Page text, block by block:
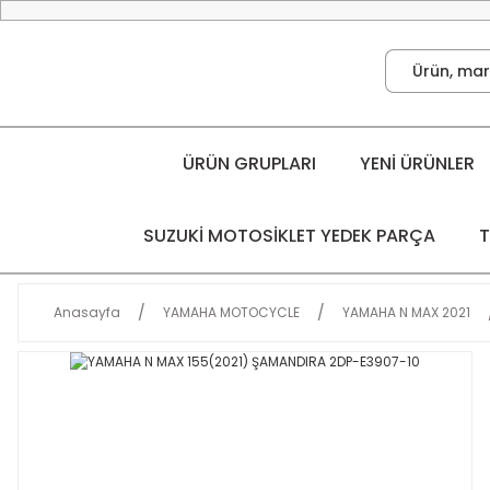
ÜRÜN GRUPLARI YENİ ÜRÜNLER
SUZUKİ MOTOSİKLET YEDEK PARÇA
Anasayfa YAMAHA MOTOCYCLE YAMAHA N MAX 2021